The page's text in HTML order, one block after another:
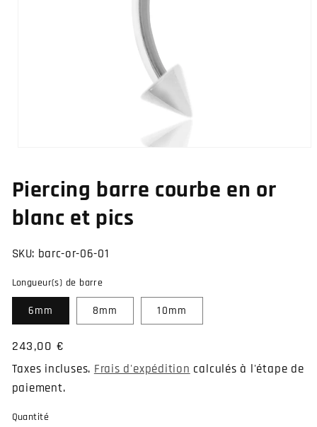
1
dans
fenêtre
modale
Piercing barre courbe en or
blanc et pics
SKU: barc-or-06-01
Longueur(s) de barre
6mm 8mm 10mm
Prix
habituel
243,00 €
Taxes incluses.Frais d'expéditioncalculés à l'étape de
paiement.
Quantité